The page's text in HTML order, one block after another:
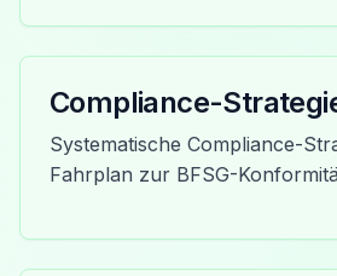
Compliance-
Systematische Compliance-
Fahrplan zur BFSG-